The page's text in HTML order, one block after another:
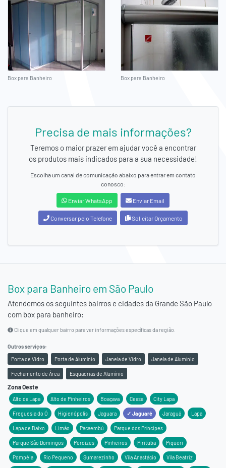
Box para Banheiro Box para Banheiro
Precisa de mais informações?
Teremos o maior prazer em ajudar você a encontrar
os produtos mais indicados para a sua necessidade!
Escolha um canal de comunicação abaixo para entrar em contato
conosco:
Enviar WhatsApp Enviar Email
Conversar pelo Telefone Solicitar Orçamento
Box para Banheiro em São Paulo
Atendemos os seguintes bairros e cidades da Grande São Paulo
com box para banheiro:
Clique em qualquer bairro para ver informações específicas da região.
Outros serviços:
Porta de Vidro
Porta de Alumínio Janela de Vidro Janela de Alumínio
Fechamento de Área Esquadrias de Alumínio
Zona Oeste
Alto da Lapa Alto de Pinheiros Boaçava Ceasa City Lapa
Freguesia do Ó Higienópolis Jaguara ✓ Jaguaré Jaraguá Lapa
Lapa de Baixo Limão Pacaembú Parque dos Príncipes
Parque São Domingos Perdizes Pinheiros Pirituba Piqueri
Pompéia Rio Pequeno Sumarezinho Vila Anastácio Vila Beatriz